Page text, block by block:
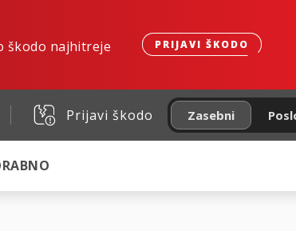
škodo najhitreje
PRIJAVI ŠKODO
Prijavi škodo Zasebni